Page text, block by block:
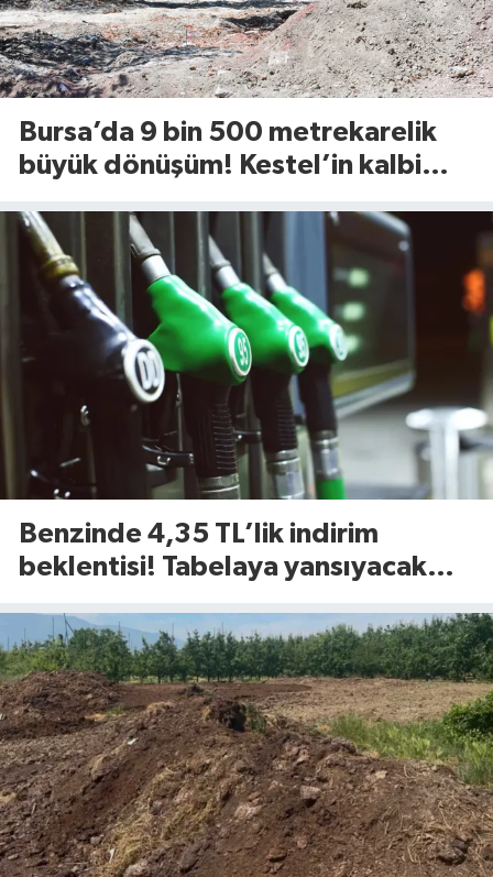
Bursa’da 9 bin 500 metrekarelik
büyük dönüşüm! Kestel’in kalbi
Benzinde 4,35 TL’lik indirim
beklentisi! Tabelaya yansıyacak